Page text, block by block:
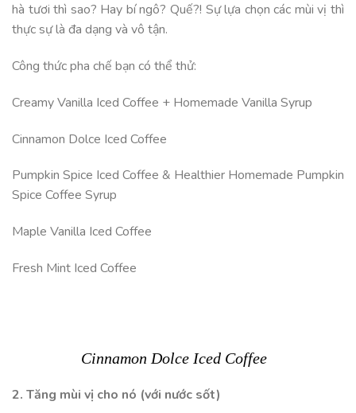
hà tươi thì sao? Hay bí ngô? Quế?! Sự lựa chọn các mùi vị thì
thực sự là đa dạng và vô tận.
Công thức pha chế bạn có thể thử:
Creamy Vanilla Iced Coffee + Homemade Vanilla Syrup
Cinnamon Dolce Iced Coffee
Pumpkin Spice Iced Coffee & Healthier Homemade Pumpkin
Spice Coffee Syrup
Maple Vanilla Iced Coffee
Fresh Mint Iced Coffee
Cinnamon Dolce Iced Coffee
2. Tăng mùi vị cho nó (với nước sốt)